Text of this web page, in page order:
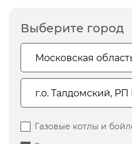
Выберите город
Газовые котлы и